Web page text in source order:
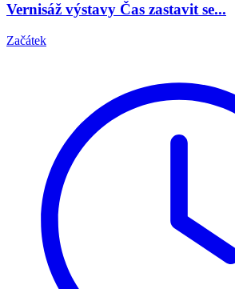
Vernisáž výstavy Čas zastavit se...
Začátek